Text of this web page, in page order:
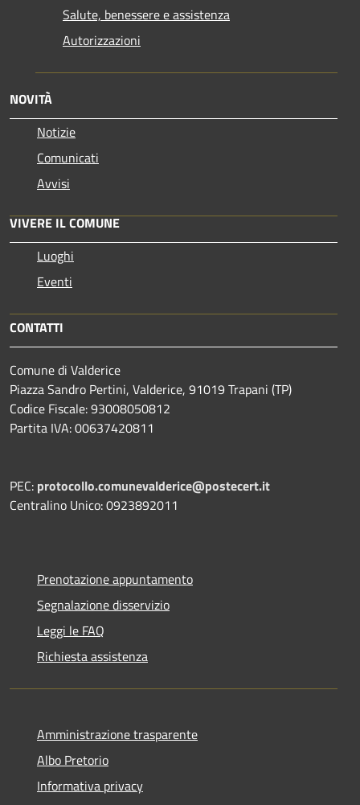
Salute, benessere e assistenza
Autorizzazioni
NOVITÀ
Notizie
Comunicati
Avvisi
VIVERE IL COMUNE
Luoghi
Eventi
CONTATTI
Comune di Valderice
Piazza Sandro Pertini, Valderice, 91019 Trapani (TP)
Codice Fiscale: 93008050812
Partita IVA: 00637420811
PEC: protocollo.comunevalderice@postecert.it
Centralino Unico: 0923892011
Prenotazione appuntamento
Segnalazione disservizio
Leggi le FAQ
Richiesta assistenza
Amministrazione trasparente
Albo Pretorio
Informativa privacy